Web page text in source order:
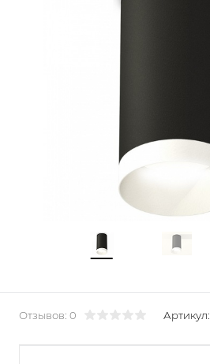
Отзывов: 0 Артикул: